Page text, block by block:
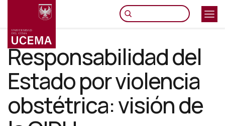
principal
Responsabilidad del
Estado por violencia
obstétrica: visión de